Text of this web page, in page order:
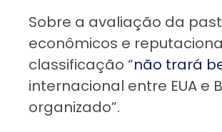
Sobre a avaliação da
econômicos e
classificação “não trará
internacional entre EUA
organizado”.